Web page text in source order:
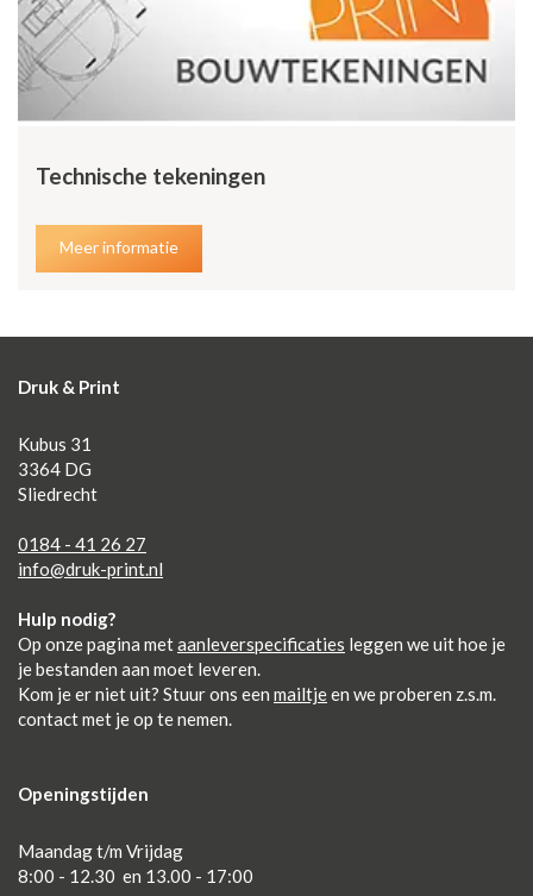
Technische tekeningen
Meer informatie
Druk & Print
Kubus 31
3364 DG
Sliedrecht
0184 - 41 26 27
info@druk-print.nl
Hulp nodig?
Op onze pagina metaanleverspecificaties leggen we uit hoe je
je bestanden aan moet leveren.
Kom je er niet uit? Stuur ons een mailtjeen we proberen z.s.m.
contact met je op te nemen.
Openingstijden
Maandag t/m Vrijdag
8:00 - 12.30 en 13.00 - 17:00